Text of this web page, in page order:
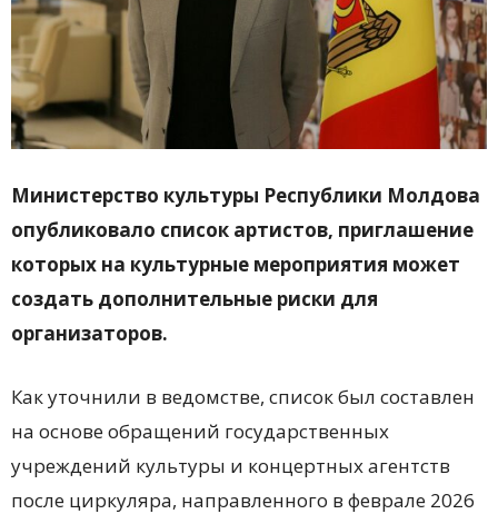
Министерство культуры Республики Молдова
опубликовало список артистов, приглашение
которых на культурные мероприятия может
создать дополнительные риски для
организаторов.
Как уточнили в ведомстве, список был составлен
на основе обращений государственных
учреждений культуры и концертных агентств
после циркуляра, направленного в феврале 2026